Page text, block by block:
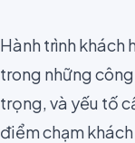
Hành trình khách
trong những
trọng, và yếu tố
điểm chạm